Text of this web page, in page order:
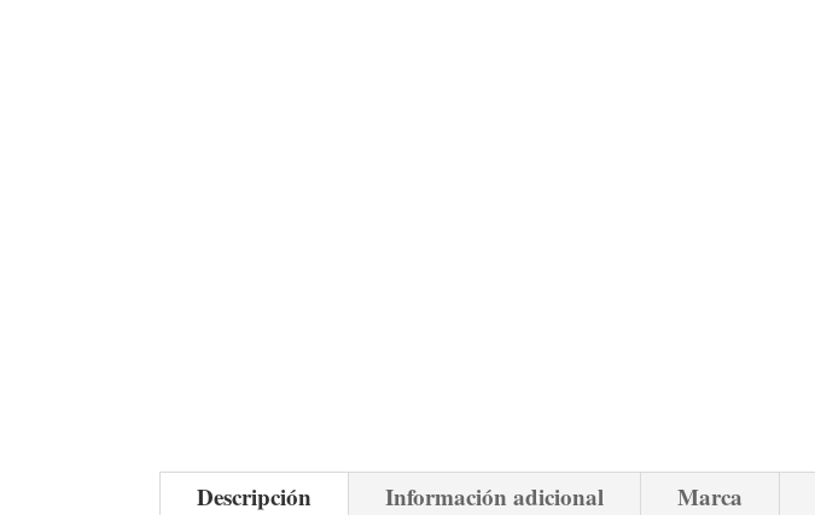
Descripción Información adicional Marca